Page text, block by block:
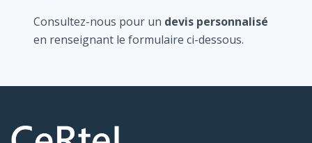
Consultez-nous pour un devis personnalisé
en renseignant le formulaire ci-dessous.